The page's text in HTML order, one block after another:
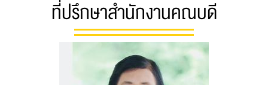
ที่ปรึกษาสำนักงานคณบดี